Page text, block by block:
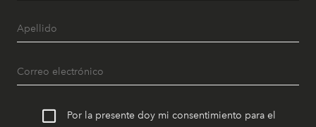
Por la presente doy mi consentimiento para el